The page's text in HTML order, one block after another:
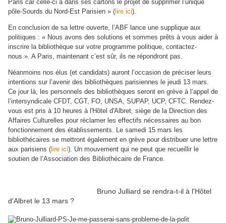
Paris car celle-ci a dans ses cartons le projet de supprimer l’unique
pôle-Sourds du Nord-Est Parisien » ( lire ici).
En conclusion de sa lettre ouverte, l’ABF lance une supplique aux
politiques : « Nous avons des solutions et sommes prêts à vous aider à
inscrire la bibliothèque sur votre programme politique, contactez-
nous ». A Paris, maintenant c’est sûr, ils ne répondront pas.
Néanmoins nos élus (et candidats) auront l’occasion de préciser leurs
intentions sur l’avenir des bibliothèques parisiennes le jeudi 13 mars.
Ce jour là, les personnels des bibliothèques seront en grève à l’appel de
l’intersyndicale CFDT, CGT, FO, UNSA, SUPAP, UCP, CFTC. Rendez-
vous est pris à 10 heures à l'Hôtel d'Albret, siège de la Direction des
Affaires Culturelles pour réclamer les effectifs nécessaires au bon
fonctionnement des établissements. Le samedi 15 mars les
bibliothécaires se mettront également en grève pour distribuer une lettre
aux parisiens ( lire ici). Un mouvement qui ne peut que recueillir le
soutien de l’Association des Bibliothécaire de France.
Bruno Julliard se rendra-t-il à l'Hôtel
d'Albret le 13 mars ?